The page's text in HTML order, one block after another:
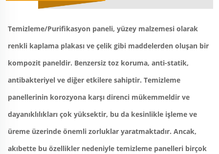
Temizleme/Purifikasyon paneli, yüzey malzemesi olarak
renkli kaplama plakası ve çelik gibi maddelerden oluşan bir
kompozit paneldir. Benzersiz toz koruma, anti-statik,
antibakteriyel ve diğer etkilere sahiptir. Temizleme
panellerinin korozyona karşı direnci mükemmeldir ve
dayanıklılıkları çok yüksektir, bu da kesinlikle işleme ve
üreme üzerinde önemli zorluklar yaratmaktadır. Ancak,
akıbette bu özellikler nedeniyle temizleme panelleri birçok